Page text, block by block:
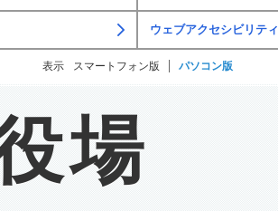
ウェブアクセシビリティ
表示 スマートフォン版 パソコン版
場